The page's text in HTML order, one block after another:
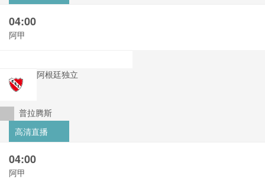
04:00
阿甲
阿根廷独立
普拉腾斯
高清直播
04:00
阿甲